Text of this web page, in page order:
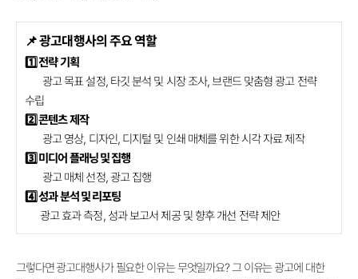
📌광고대행사의 주요 역할
1️⃣전략 기획
광고 목표 설정, 타깃 분석 및 시장 조사, 브랜드 맞춤형 광고 전략
수립
2️⃣콘텐츠 제작
광고 영상, 디자인, 디지털 및 인쇄 매체를 위한 시각 자료 제작
3️⃣미디어 플래닝 및 집행
광고 매체 선정, 광고 집행
4️⃣성과 분석 및 리포팅
광고 효과 측정, 성과 보고서 제공 및 향후 개선 전략 제안
그렇다면 광고대행사가 필요한 이유는 무엇일까요? 그 이유는 광고에 대한